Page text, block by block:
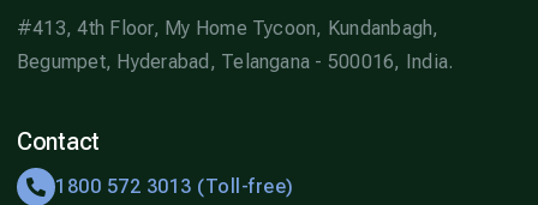
#413, 4th Floor, My Home Tycoon, Kundanbagh,
Begumpet, Hyderabad, Telangana - 500016, India.
Contact
1800 572 3013 (Toll-free)